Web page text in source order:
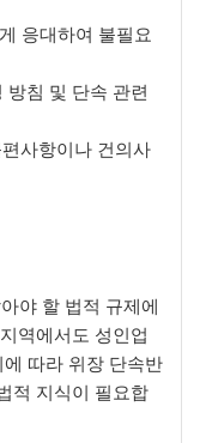
응대하여 불필요
방침 및 단속 관련
사항이나 건의사
야 할 법적 규제에
역에서도 성인업
따라 위장 단속반
적 지식이 필요합